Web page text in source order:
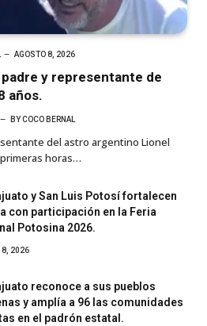
AGOSTO 8, 2026
y representante de
años.
BYCOCO BERNAL
del astro argentino Lionel
horas…
y San Luis Potosí fortalecen
con participación en la Feria
Potosina 2026.
8, 2026
reconoce a sus pueblos
y amplía a 96 las comunidades
en el padrón estatal.